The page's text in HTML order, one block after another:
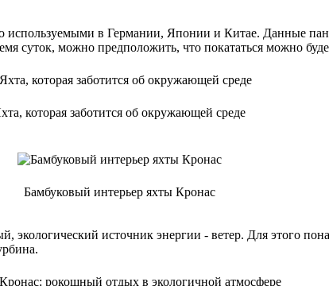
в Германии, Японии и Китае. Данные
суток, можно предположить, что покататься можно
которая заботится об окружающей среде
Бамбуковый интерьер яхты Кронас
источник энергии - ветер. Для этого